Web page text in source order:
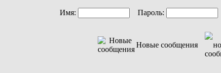
Имя: Пароль:
Новые сообщения